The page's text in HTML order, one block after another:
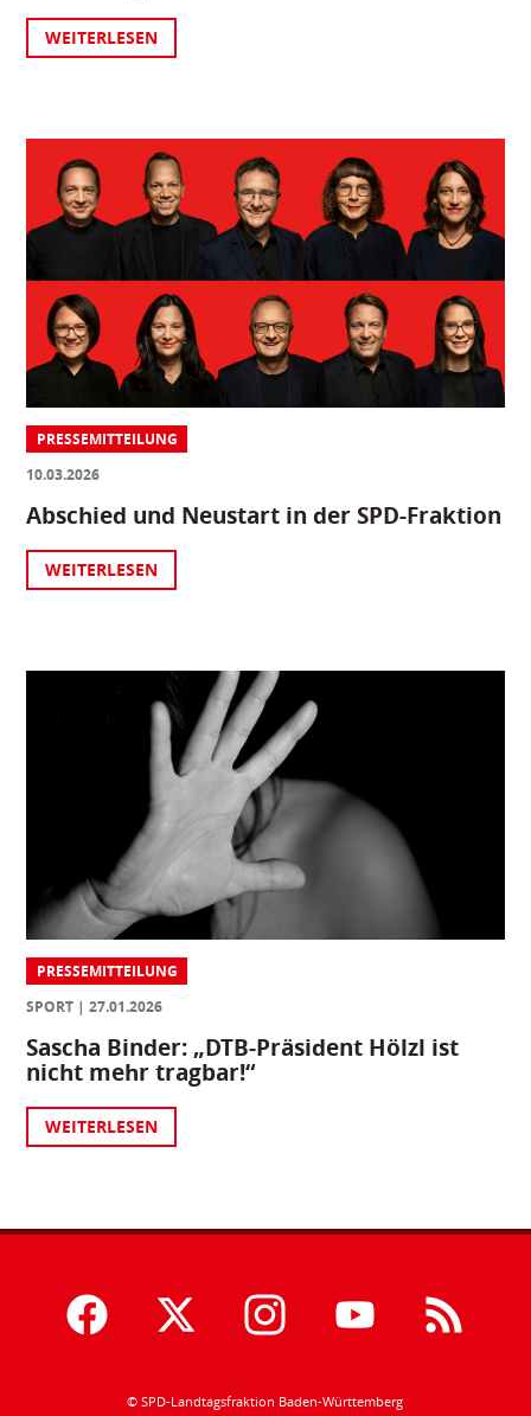
WEITERLESEN
PRESSEMITTEILUNG
10.03.2026
Abschied und Neustart in der SPD-Fraktion
WEITERLESEN
PRESSEMITTEILUNG
SPORT
27.01.2026
Sascha Binder: „DTB-Präsident Hölzl ist
nicht mehr tragbar!“
WEITERLESEN
© SPD-Landtagsfraktion Baden-Württemberg